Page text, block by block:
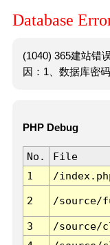
Database
(1040) 365建站错
因：1、数据库密
PHP Debug
No. File
1
/
2 /source/
3 /source/